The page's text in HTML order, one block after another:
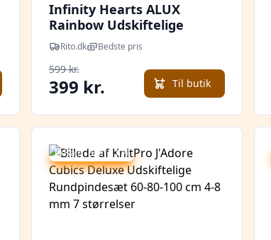
Infinity Hearts ALUX
Rainbow Udskiftelige
Rundpindesæt Drejbar
Wire Deluxe Aluminium 60-
150cm 3-10mm - 13
størrelser
Rito.dk Bedste pris
599 kr.
399 kr. Til butik
Udsalg - spar 11 %